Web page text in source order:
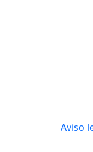
Aviso